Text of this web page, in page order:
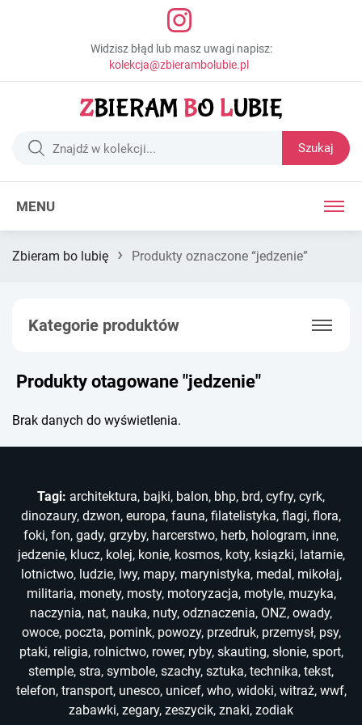
Widzisz błąd lub masz uwagi napisz:
kolekcja@zbierambolubie.pl
Szukaj
MENU
Zbieram bo lubię › Produkty oznaczone “jedzenie”
Kategorie produktów
Produkty otagowane "jedzenie"
Brak danych do wyświetlenia.
Tagi: architektura, bajki, balon, bhp, brd, cyfry, cyrk,
dinozaury, dzwon, europa, fauna, filatelistyka, flagi, flora,
foki, fon, gady, grzyby, harcerstwo, herb, hologram, inne,
jedzenie, klucz, kolej, konie, kosmos, koty, ksiązki, latarnie,
lotnictwo, ludzie, lwy, mapy, marynistyka, medal, mikołaj,
militaria, monety, mosty, motoryzacja, motyle, muzyka,
naczynia, nat, nauka, nuty, odznaczenia, ONZ, owady,
owoce, poczta, pomink, powozy, przedruk, przemysł, psy,
ptaki, religia, rolnictwo, rower, ryby, skauting, słonie, sport,
stemple, stra, symbole, szachy, sztuka, technika, tekst,
telefon, transport, unesco, unicef, who, widoki, witraż, wwf,
zabawki, zegary, zeszycik, znaki, zodiak